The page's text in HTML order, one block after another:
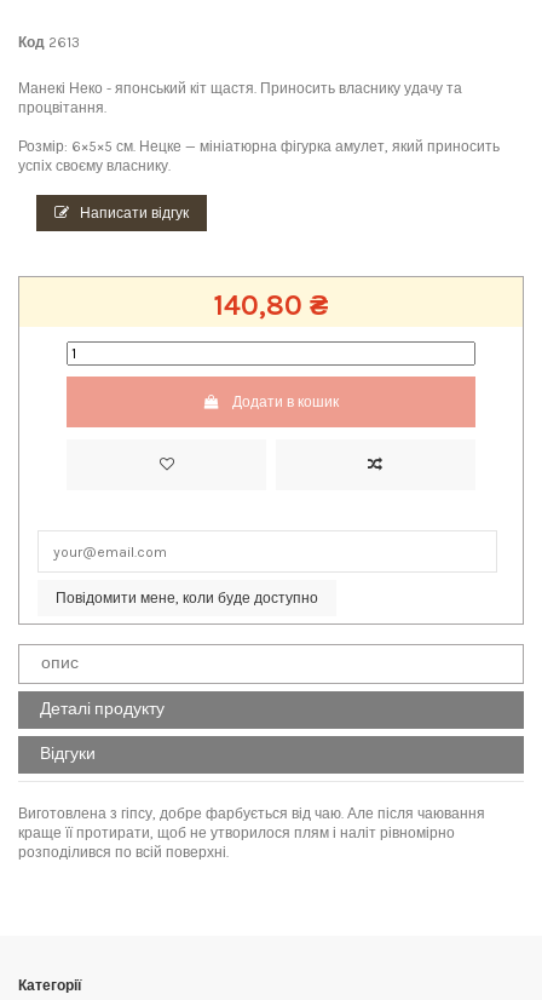
Код 2613
Манекі Неко - японський кіт щастя. Приносить власнику удачу та
процвітання.
Розмір: 6×5×5 см. Нецке — мініатюрна фігурка амулет, який приносить
успіх своєму власнику.
Написати відгук
140,80 ₴
Додати в кошик
Повідомити мене, коли буде доступно
опис
Деталі продукту
Відгуки
Виготовлена з гіпсу, добре фарбується від чаю. Але після чаювання
краще її протирати, щоб не утворилося плям і наліт рівномірно
розподілився по всій поверхні.
Категорії